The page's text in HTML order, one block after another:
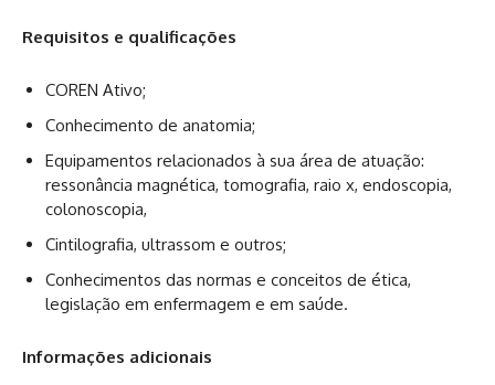
Requisitos e qualificações
COREN Ativo;
Conhecimento de anatomia;
Equipamentos relacionados à sua área de atuação:
ressonância magnética, tomografia, raio x, endoscopia,
colonoscopia,
Cintilografia, ultrassom e outros;
Conhecimentos das normas e conceitos de ética,
legislação em enfermagem e em saúde.
Informações adicionais